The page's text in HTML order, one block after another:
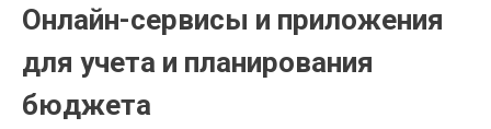
Онлайн-сервисы и приложения
для учета и планирования
бюджета